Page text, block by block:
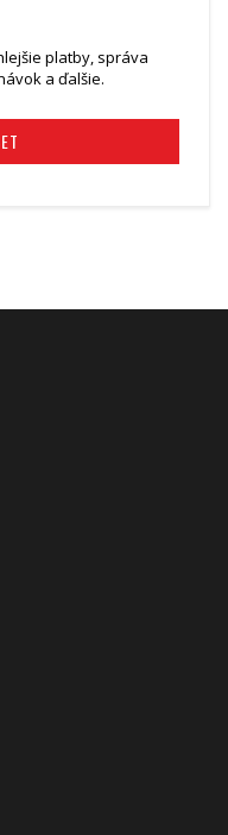
platby, správa
a ďalšie.